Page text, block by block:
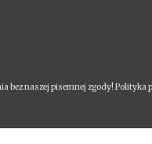
bez naszej pisemnej zgody! Polityka